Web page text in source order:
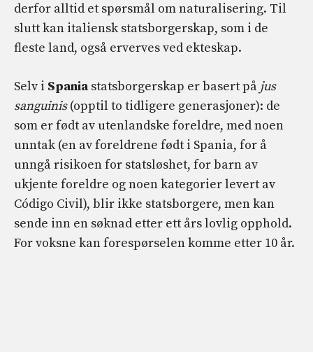
derfor alltid et spørsmål om naturalisering. Til
slutt kan italiensk statsborgerskap, som i de
fleste land, også erverves ved ekteskap.
Selv i Spania statsborgerskap er basert på jus
sanguinis(opptil to tidligere generasjoner): de
som er født av utenlandske foreldre, med noen
unntak (en av foreldrene født i Spania, for å
unngå risikoen for statsløshet, for barn av
ukjente foreldre og noen kategorier levert av
Código Civil), blir ikke statsborgere, men kan
sende inn en søknad etter ett års lovlig opphold.
For voksne kan forespørselen komme etter 10 år.